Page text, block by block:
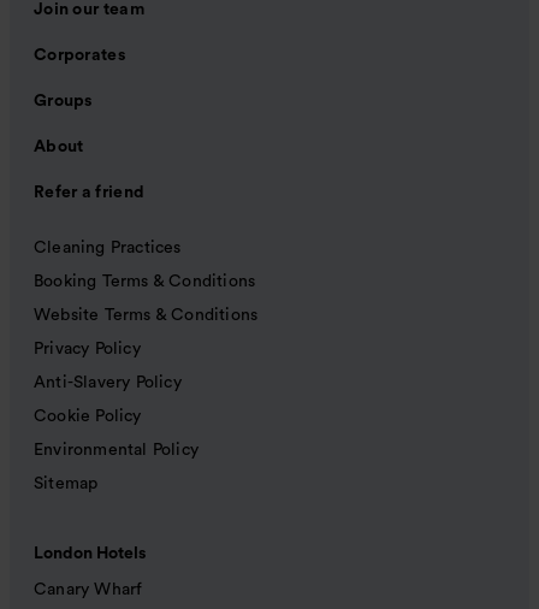
Join our team
Corporates
Groups
About
Refer a friend
Cleaning Practices
Booking Terms & Conditions
Website Terms & Conditions
Privacy Policy
Anti-Slavery Policy
Cookie Policy
Environmental Policy
Sitemap
London Hotels
Canary Wharf